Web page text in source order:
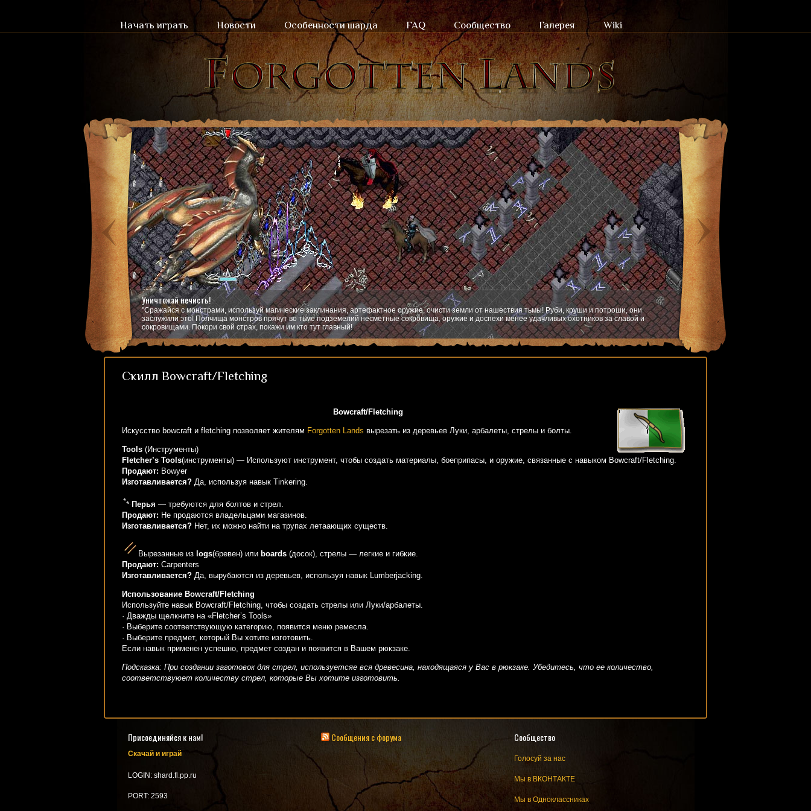
Начать играть Новости Особенности шарда FAQ Сообщество Галерея Wiki
Уничтожай нечисть!
"Сражайся с монстрами, используй магические заклинания, артефактное оружие, очисти земли от нашествия тьмы! Руби, круши и потроши, они
заслужили это! Полчища монстров прячут во тьме подземелий несметные сокровища, оружие и доспехи менее удачливых охотников за славой и
сокровищами. Покори свой страх, покажи им кто тут главный!
Скилл Bowcraft/Fletching
Bowcraft/Fletching
Искусство bowcraft и fletching позволяет жителям Forgotten Lands вырезать из деревьев Луки, арбалеты, стрелы и болты.
Tools (Инструменты)
Fletcher’s Tools(инструменты) — Используют инструмент, чтобы создать материалы, боеприпасы, и оружие, связанные с навыком Bowcraft/Fletching.
Продают: Bowyer
Изготавливается? Да, используя навык Tinkering.
Перья — требуются для болтов и стрел.
Продают: Не продаются владельцами магазинов.
Изготавливается? Нет, их можно найти на трупах летаающих существ.
Вырезанные из logs(бревен) или boards (досок), стрелы — легкие и гибкие.
Продают: Carpenters
Изготавливается? Да, вырубаются из деревьев, используя навык Lumberjacking.
Использование Bowcraft/Fletching
Используйте навык Bowcraft/Fletching, чтобы создать стрелы или Луки/арбалеты.
· Дважды щелкните на «Fletcher’s Tools»
· Выберите соответствующую категорию, появится меню ремесла.
· Выберите предмет, который Вы хотите изготовить.
Если навык применен успешно, предмет создан и появится в Вашем рюкзаке.
Подсказка: При создании заготовок для стрел, используетсяе вся древесина, находящаяся у Вас в рюкзаке. Убедитесь, что ее количество,
соответствуюет количеству стрел, которые Вы хотите изготовить.
Присоединяйся к нам!
Скачай и играй
LOGIN: shard.fl.pp.ru
PORT: 2593
Сообщения с форума Сообщество
Голосуй за нас
Мы в ВКОНТАКТЕ
Мы в Одноклассниках